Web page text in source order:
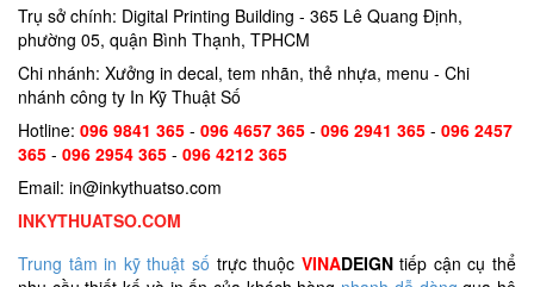
Trụ sở chính: Digital Printing Building - 365 Lê Quang Định,
phường 05, quận Bình Thạnh, TPHCM
Chi nhánh: Xưởng in decal, tem nhãn, thẻ nhựa, menu - Chi
nhánh công ty In Kỹ Thuật Số
Hotline: 096 9841 365 - 096 4657 365 - 096 2941 365 - 096 2457
365 - 096 2954 365 - 096 4212 365
Email: in@inkythuatso.com
INKYTHUATSO.COM
Trung tâm in kỹ thuật số trực thuộc VINADEIGNtiếp cận cụ thể